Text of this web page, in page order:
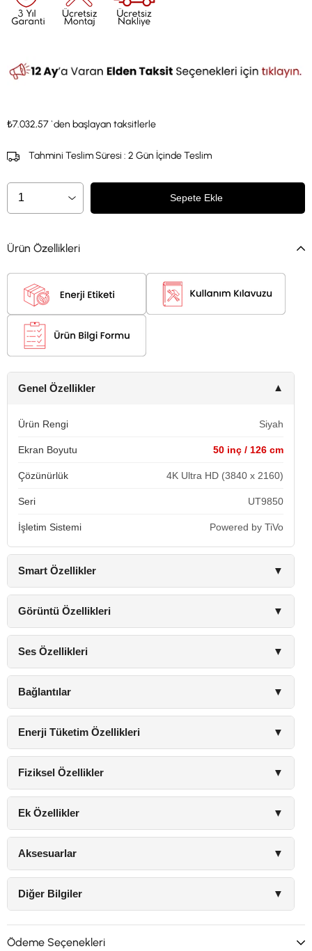
₺7.032,57 `den başlayan taksitlerle
Tahmini Teslim Süresi : 2 Gün İçinde Teslim
Ürün Özellikleri
Genel Özellikler ▼
Ürün Rengi Siyah
Ekran Boyutu 50 inç / 126 cm
Çözünürlük 4K Ultra HD (3840 x 2160)
Seri UT9850
İşletim Sistemi Powered by TiVo
Smart Özellikler ▼
Görüntü Özellikleri ▼
Ses Özellikleri ▼
Bağlantılar ▼
Enerji Tüketim Özellikleri ▼
Fiziksel Özellikler ▼
Ek Özellikler ▼
Aksesuarlar ▼
Diğer Bilgiler ▼
Ödeme Seçenekleri